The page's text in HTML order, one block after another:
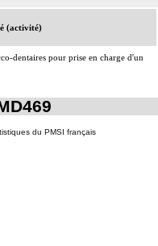
(activité)
dentaires pour prise en charge d'un
du PMSI français